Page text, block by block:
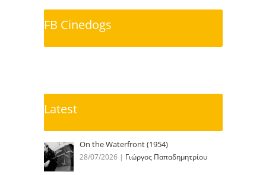
FB Cinedogs
Latest
On the Waterfront (1954)
28/07/2026 | Γιώργος Παπαδημητρίου